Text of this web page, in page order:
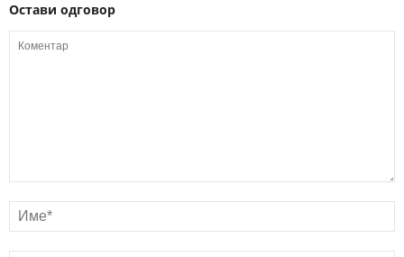
Остави одговор